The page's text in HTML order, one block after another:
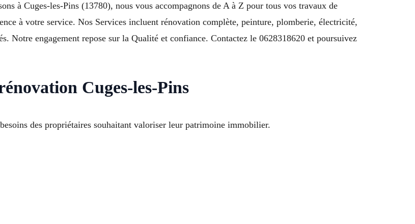
à Cuges-les-Pins (13780), nous vous accompagnons de A à Z pour tous vos travaux de
à votre service. Nos Services incluent rénovation complète, peinture, plomberie, électricité,
Notre engagement repose sur la Qualité et confiance. Contactez le 0628318620 et poursuivez
Cuges-les-Pins
des propriétaires souhaitant valoriser leur patrimoine immobilier.